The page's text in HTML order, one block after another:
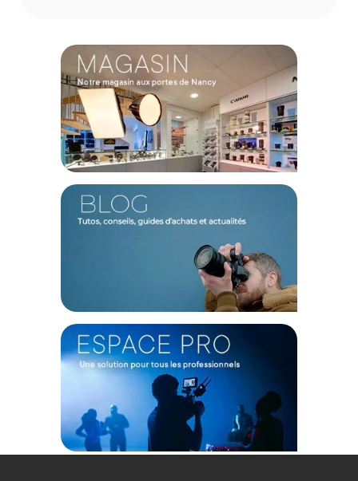
transcodage vidéo avec compression pour une collaboration
plus fluide. Il peut aussi alimenter votre ordinateur portable
ou tablette avec sa sortie PD de 90W, chargeant vos
appareils pendant que vous travaillez.
Caractéristiques du SmallRig 6293 SSD portable
multifonctionnel de 2 To :
Capacité : 2 To
Vitesse de transfert maximale théorique : 10 Gbps
Lecteurs de cartes : 1x SD, 1x Micro SD (TF)
Charge PD (entrée) : Jusqu'à 100W
Dimensions du produit : 102,0 x 66,0 x 10,0 mm
Matériaux : Silicone, Alliage d'aluminium
Dimensions de l'emballage : 134,0 x 92,0 x 28,0 mm
Poids de l'emballage : 198,0 g
CONTENU DU CARTON
1x SSD Portable Multifonctionnel (2 To)
1x Câble de données USB-C
1x Anneau métallique
1x Manuel d'utilisation
Offre valable jusqu'au 07-08-2026 inclus.